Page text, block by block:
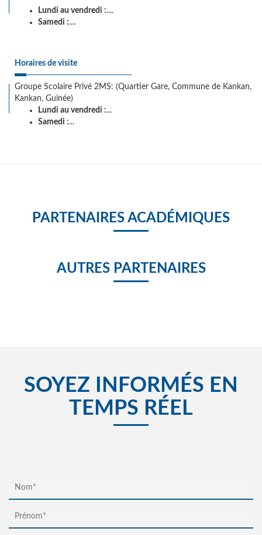
Lundi au vendredi :....
Samedi :....
Horaires de visite
Groupe Scolaire Privé 2MS: (Quartier Gare, Commune de Kankan,
Kankan, Guinée)
Lundi au vendredi :...
Samedi :...
PARTENAIRES ACADÉMIQUES
AUTRES PARTENAIRES
SOYEZ INFORMÉS EN
TEMPS RÉEL